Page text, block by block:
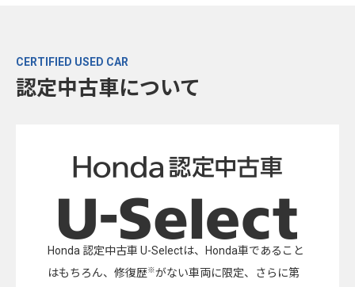
CERTIFIED USED CAR
認定中古車について
Honda 認定中古車 U-Selectは、Honda車であること
はもちろん、修復歴※がない車両に限定、さらに第